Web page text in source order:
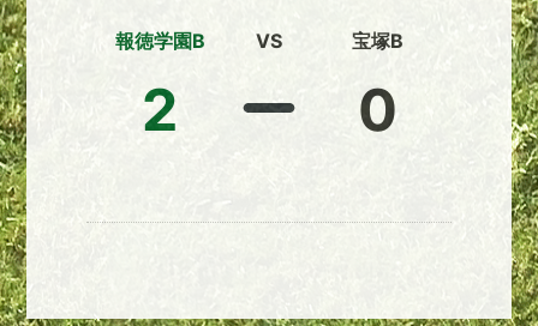
報徳学園B
2
VS 宝塚B
0